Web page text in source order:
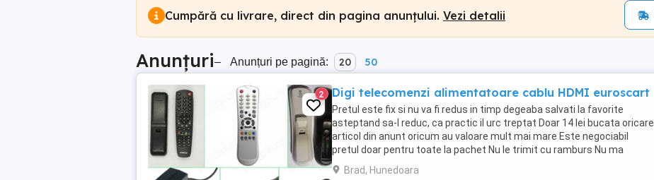
Cumpără cu livrare, direct din pagina anunțului. Vezi detalii
Anunțuri– Anunțuri pe pagină: 20 50
2 Digi telecomenzi alimentatoare cablu HDMI euroscart
Pretul este fix si nu va fi redus in timp degeaba salvati la favorite
asteptand sa-l reduc, ca practic il urc treptat Doar 14 lei bucata oricare
articol din anunt oricum au valoare mult mai mare Este negociabil
pretul doar pentru toate la pachet Nu le trimit cu ramburs Nu ma
grabesc sa le vand deoarece ...
Brad, Hunedoara